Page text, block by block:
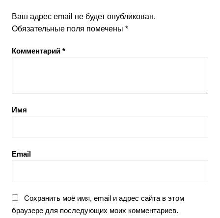
Ваш адрес email не будет опубликован.
Обязательные поля помечены *
Комментарий *
Имя
Email
Сохранить моё имя, email и адрес сайта в этом
браузере для последующих моих комментариев.